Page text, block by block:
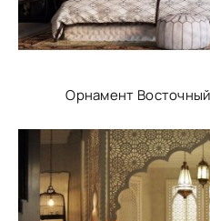
Орнамент